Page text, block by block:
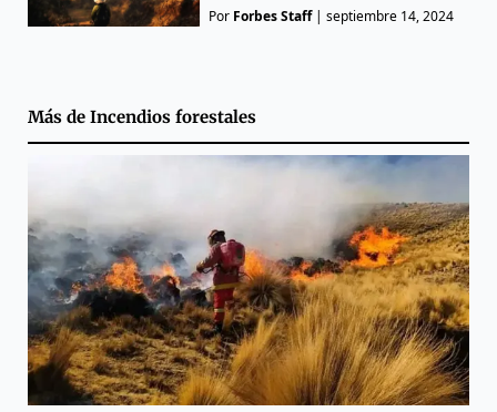
Por Forbes Staff|septiembre 14, 2024
Más de Incendios forestales